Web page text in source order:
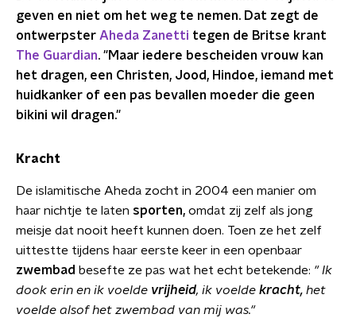
geven en niet om het weg te nemen. Dat zegt de
ontwerpster Aheda Zanetti tegen de Britse krant
The Guardian. "Maar iedere bescheiden vrouw kan
het dragen, een Christen, Jood, Hindoe, iemand met
huidkanker of een pas bevallen moeder die geen
bikini wil dragen."
Kracht
De islamitische Aheda zocht in 2004 een manier om
haar nichtje te laten sporten, omdat zij zelf als jong
meisje dat nooit heeft kunnen doen. Toen ze het zelf
uittestte tijdens haar eerste keer in een openbaar
zwembad besefte ze pas wat het echt betekende: " Ik
dook erin en ik voelde vrijheid, ik voelde kracht, het
voelde alsof het zwembad van mij was."